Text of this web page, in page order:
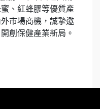
、紅蜂膠等優質產
市場商機，誠摯邀
創保健產業新局。